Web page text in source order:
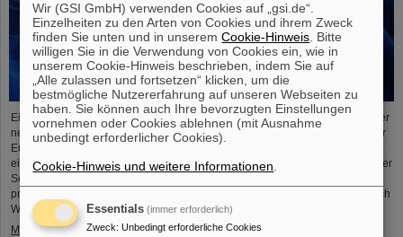
Einem internationalen Forschungsteam ist ein entscheidender Schritt zu einer
neuen Generation von Atomuhren gelungen. Am europäischen Röntgenlaser
European XFEL haben die Forschenden auf Basis des Elements Scandium
einen wesentlich exakteren Taktgeber erzeugt, der eine Genauigkeit von einer
Sekunde in 300 Milliarden Jahren ermöglicht – das ist rund tausendmal
präziser als die Standard-Atomuhr auf Cäsium-Basis. Das Team, zu dem auch
Wissenschaftler*innen des Helmholtz-Instituts Jena, ....
Mehr »
Wir (GSI GmbH) verwenden Cookies auf „gsi.de“.
Einzelheiten zu den Arten von Cookies und ihrem Zweck
finden Sie unten und in unseremCookie-Hinweis . Bitte
willigen Sie in die Verwendung von Cookies ein, wie in
unserem Cookie-Hinweis beschrieben, indem Sie auf
„Alle zulassen und fortsetzen“ klicken, um die
bestmögliche Nutzererfahrung auf unseren Webseiten zu
haben. Sie können auch Ihre bevorzugten Einstellungen
vornehmen oder Cookies ablehnen (mit Ausnahme
unbedingt erforderlicher Cookies).
Cookie-Hinweis und weitere Informationen
Essentials (immer erforderlich)
Zweck: Unbedingt erforderliche Cookies